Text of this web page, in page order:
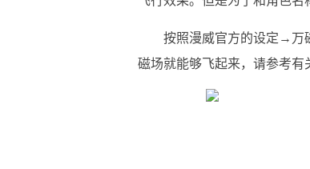
按照漫威官方的设定→万
磁场就能够飞起来，请参考有